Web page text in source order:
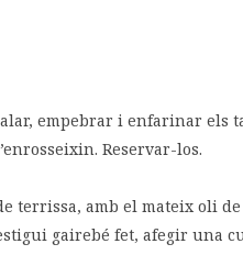
empebrar i enfarinar els
Reservar-los.
terrissa, amb el mateix oli
gairebé fet, afegir una